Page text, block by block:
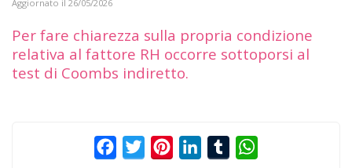
Aggiornato il 26/05/2026
Per fare chiarezza sulla propria condizione
relativa al fattore RH occorre sottoporsi al
test di Coombs indiretto.
FacebookTwitterPinterestLinkedInTumblr